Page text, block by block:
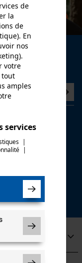
newsletter
pourrons vous faire
dans notre
à des tiers.
moment sur simple
de
la
de
En
nos
votre
tout
amples
services
|
|
Veuillez